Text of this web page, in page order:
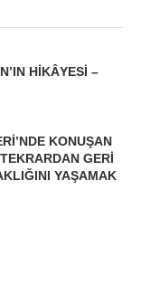
HIKÂYESI –
KONUŞAN
GERI
YAŞAMAK